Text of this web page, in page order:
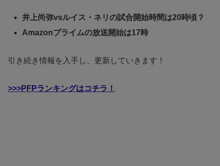
井上尚弥vsルイス・ネリの試合開始時間は20時頃？
Amazonプライムの放送開始は17時
引き続き情報を入手し、更新していきます！
>>>PFPランキングはコチラ！